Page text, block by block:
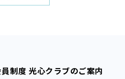
員制度 光心クラブのご案内